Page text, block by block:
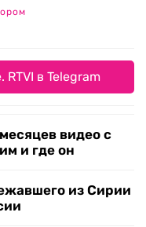
в Telegram
видео с
и где он
из Сирии